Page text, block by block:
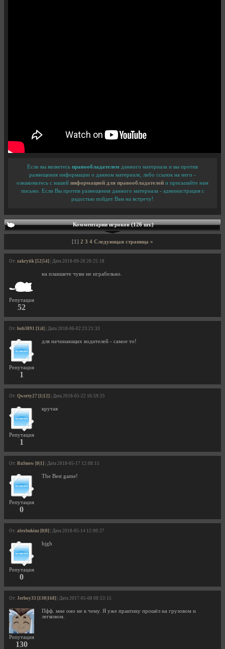
Если вы являетесь правообладателем данного материала и вы против
размещения информации о данном материале, либо ссылок на него -
ознакомьтесь с нашей информацией для правообладателей и присылайте нам
письмо. Если Вы против размещения данного материала - администрация с
радостью пойдет Вам на встречу!
Комментарии игроков (126 шт.)
[1] 2 3 4 Следующая страница »
От: zakrytik [52|54] | Дата 2018-09-26 20:25:18
Репутация
52
на планшете чуви не играбельно.
От: bob3891 [1|4] | Дата 2018-06-02 23:21:33
Репутация
1
для начинающих водителей - самое то!
От: Qwerty27 [1|12] | Дата 2018-05-22 16:59:25
Репутация
1
крутая
От: RuSnow [0|1] | Дата 2018-05-17 12:08:15
Репутация
0
The Best game!
От: alexbukinz [0|0] | Дата 2018-05-14 12:00:27
Репутация
0
hjgh
От: Jerboy33 [130|168] | Дата 2017-05-08 08:53:15
Репутация
130
Пфф. мне оно не к чему. Я уже практику прошёл на грузовом и
легковом.